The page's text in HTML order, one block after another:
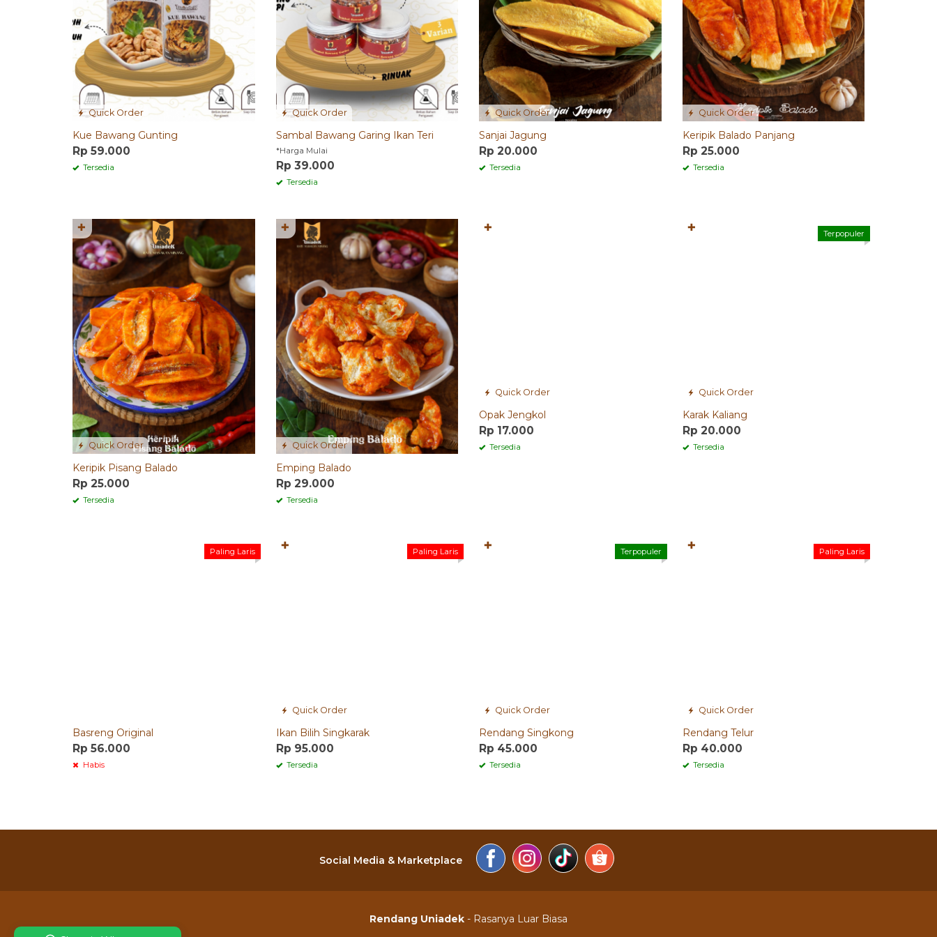
Quick Order
Kue Bawang Gunting
Rp 59.000
Tersedia
Quick Order
Sambal Bawang Garing Ikan Teri
*Harga Mulai
Rp 39.000
Tersedia
Quick Order
Sanjai Jagung
Rp 20.000
Tersedia
Quick Order
Keripik Balado Panjang
Rp 25.000
Tersedia
Quick Order
Keripik Pisang Balado
Rp 25.000
Tersedia
✚
Quick Order
Emping Balado
Rp 29.000
Tersedia
✚
Quick Order
Opak Jengkol
Rp 17.000
Tersedia
✚
Quick Order
Terpopuler
Karak Kaliang
Rp 20.000
Tersedia
✚
Paling Laris
Basreng Original
Rp 56.000
Habis
Quick Order
Paling Laris
Ikan Bilih Singkarak
Rp 95.000
Tersedia
✚
Quick Order
Terpopuler
Rendang Singkong
Rp 45.000
Tersedia
✚
Quick Order
Paling Laris
Rendang Telur
Rp 40.000
Tersedia
✚
Social Media & Marketplace
Rendang Uniadek - Rasanya Luar Biasa